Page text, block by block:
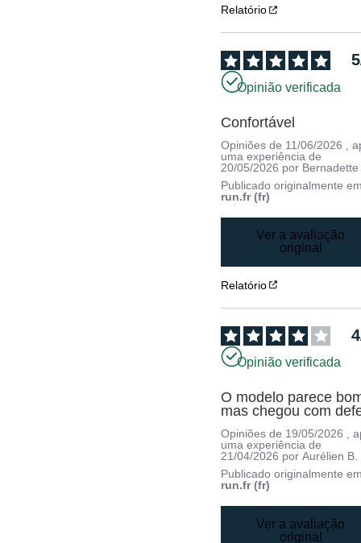
Relatório
5
Opinião verificada
Confortável
Opiniões de 11/06/2026
,
uma experiência de
20/05/2026 por Bernadette
Publicado originalmente
run.fr (fr)
Ver a avaliação
original
Relatório
4
Opinião verificada
O modelo parece
mas chegou com
Opiniões de 19/05/2026
,
uma experiência de
21/04/2026 porAurélien B.
Publicado originalmente
run.fr (fr)
Ver a avaliação
original